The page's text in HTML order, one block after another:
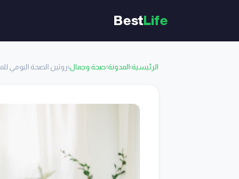
BestLife
الرئيسية›المدونة›صحة وجمال›روتين الصحة اليومي للمرأة